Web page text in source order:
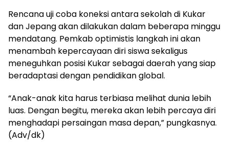
Rencana uji coba koneksi antara sekolah di Kukar
dan Jepang akan dilakukan dalam beberapa minggu
mendatang. Pemkab optimistis langkah ini akan
menambah kepercayaan diri siswa sekaligus
meneguhkan posisi Kukar sebagai daerah yang siap
beradaptasi dengan pendidikan global.
“Anak-anak kita harus terbiasa melihat dunia lebih
luas. Dengan begitu, mereka akan lebih percaya diri
menghadapi persaingan masa depan,” pungkasnya.
(Adv/dk)